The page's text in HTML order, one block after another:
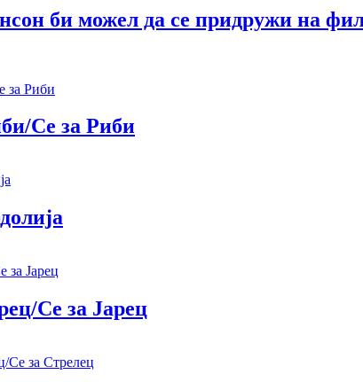
би можел да се придружи на
Се за Риби
Се за Јарец